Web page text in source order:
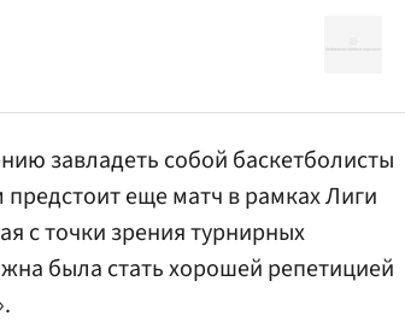
завладеть собой баскетболисты
еще матч в рамках Лиги
с точки зрения турнирных
была стать хорошей репетицией